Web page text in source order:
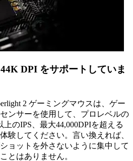
DPI をサポートしていま
2 ゲーミングマウスは、ゲー
ンサーを使用して、プロレベルの
のIPS、最大44,000DPIを超える
験してください。言い換えれば、
ョットを外さないように集中して
とはありません。